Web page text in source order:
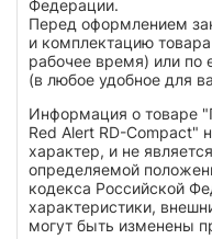
Федерации.
Перед оформлением
и комплектацию
рабочее время) или по
(в любое удобное для
Информация о товаре
Red Alert RD-Compact"
характер, и не
определяемой
кодекса Российской
характеристики,
могут быть изменены